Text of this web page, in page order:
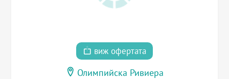
виж офертата
Олимпийска Ривиера